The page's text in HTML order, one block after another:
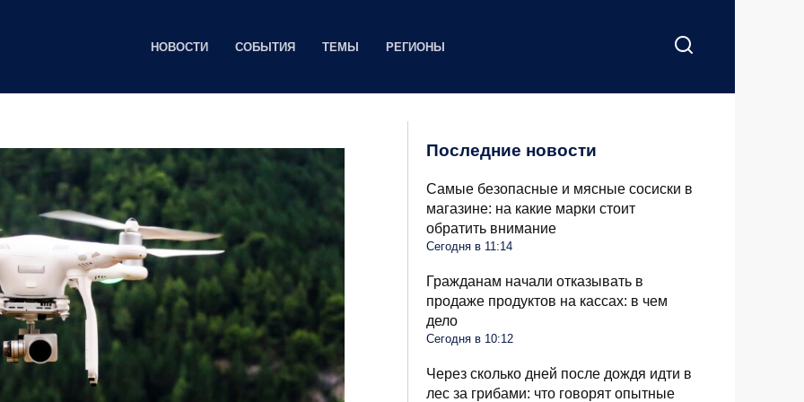
НОВОСТИ СОБЫТИЯ ТЕМЫ РЕГИОНЫ
Последние новости
Самые безопасные и мясные сосиски в
магазине: на какие марки стоит
обратить внимание
Сегодня в 11:14
Гражданам начали отказывать в
продаже продуктов на кассах: в чем
дело
Сегодня в 10:12
Через сколько дней после дождя идти в
лес за грибами: что говорят опытные